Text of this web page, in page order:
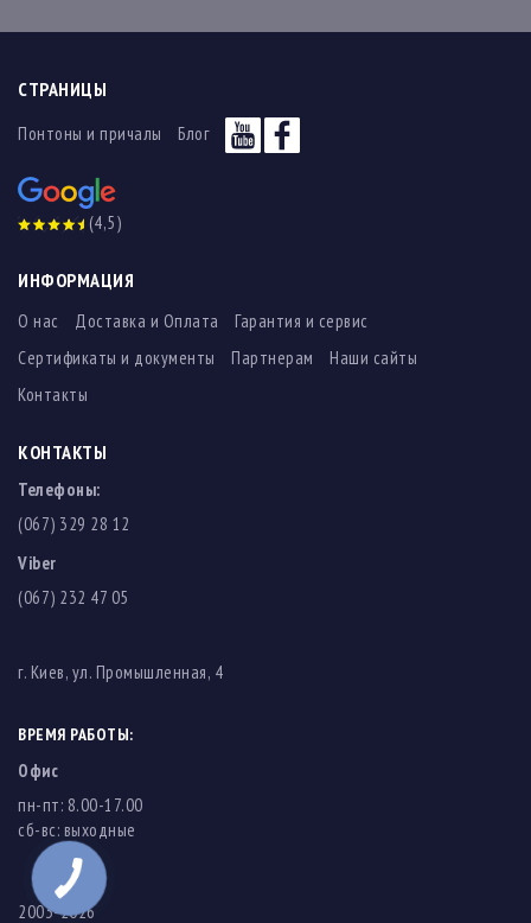
СТРАНИЦЫ
Понтоны и причалы Блог
(4,5)
ИНФОРМАЦИЯ
О нас Доставка и Оплата
Гарантия и сервис
Сертификаты и документы
Партнерам
Наши сайты
Контакты
КОНТАКТЫ
Телефоны:
(067) 329 28 12
Viber
(067) 232 47 05
г. Киев, ул. Промышленная, 4
ВРЕМЯ РАБОТЫ:
Офис
пн-пт: 8.00-17.00
cб-вс: выходные
2003-2026